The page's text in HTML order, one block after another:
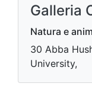
Galleria
Natura e
30 Abba
University,